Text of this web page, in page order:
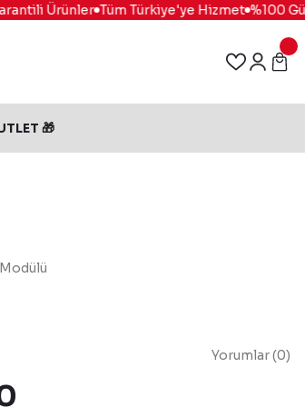
Ürünler Tüm Türkiye'ye Hizmet %100
🎁
Yorumlar (0)